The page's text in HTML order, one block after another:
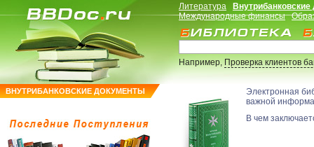
ВНУТРИБАНКОВСКИЕ ДОКУМЕНТЫ
Литература
Международные финансы
Например,Проверка клиентов
Электронная
важной
В чем